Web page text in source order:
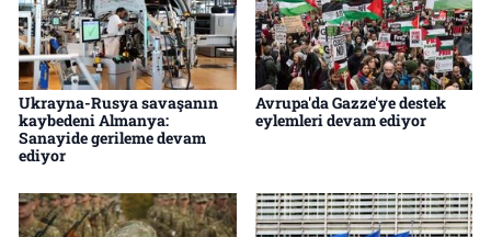
Ukrayna-Rusya savaşanın
kaybedeni Almanya:
Sanayide gerileme devam
ediyor
Avrupa'da Gazze'ye destek
eylemleri devam ediyor